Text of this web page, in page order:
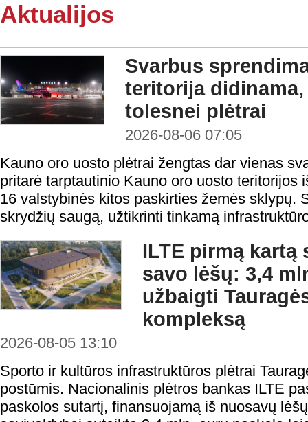
Aktualijos
Svarbus
teritorija
tolesnei plėtrai
2026-08-06 07:05
Kauno oro uosto plėtrai žengtas dar vienas
pritarė tarptautinio Kauno oro uosto teritorijos
16 valstybinės kitos paskirties žemės sklypų.
skrydžių saugą, užtikrinti tinkamą
ILTE pirmą kartą
savo lėšų: 3,4
užbaigti
kompleksą
2026-08-05 13:10
Sporto ir kultūros infrastruktūros plėtrai
postūmis. Nacionalinis plėtros bankas ILTE
paskolos sutartį, finansuojamą iš nuosavų